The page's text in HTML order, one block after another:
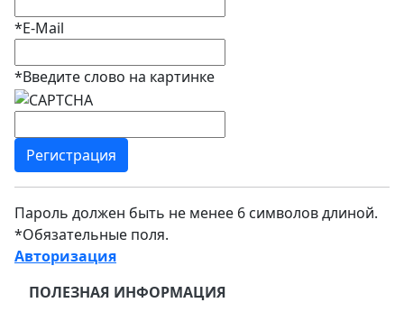
*E-Mail
*Введите слово на картинке
Пароль должен быть не менее 6 символов длиной.
*Обязательные поля.
Авторизация
ПОЛЕЗНАЯ ИНФОРМАЦИЯ